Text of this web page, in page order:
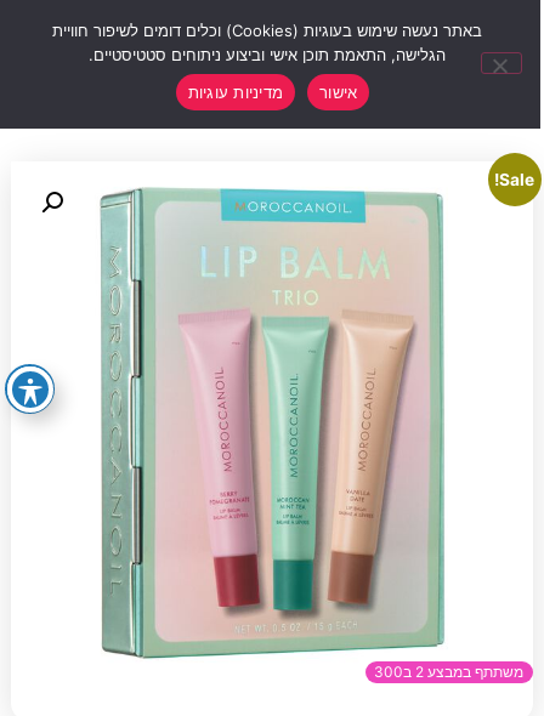
Sale!
משתתף במבצע 2 ב300
באתר נעשה שימוש בעוגיות (Cookies) וכלים דומים לשיפור חוויית
הגלישה, התאמת תוכן אישי וביצוע ניתוחים סטטיסטיים.
אישור
מדיניות עוגיות